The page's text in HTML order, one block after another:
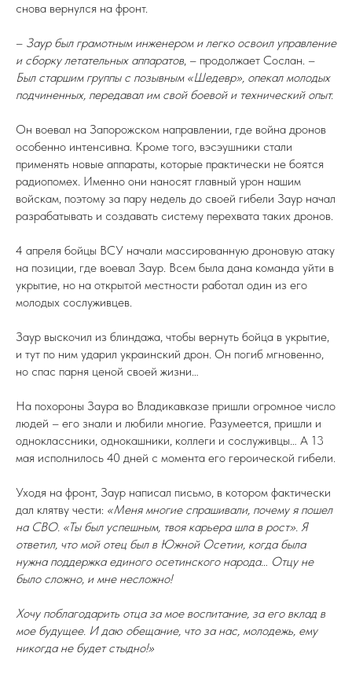
снова вернулся на фронт.
– Заур был грамотным инженером и легко освоил управление
и сборку летательных аппаратов, – продолжает Сослан. –
Был старшим группы с позывным «Шедевр», опекал молодых
подчиненных, передавал им свой боевой и технический опыт.
Он воевал на Запорожском направлении, где война дронов
особенно интенсивна. Кроме того, вэсэушники стали
применять новые аппараты, которые практически не боятся
радиопомех. Именно они наносят главный урон нашим
войскам, поэтому за пару недель до своей гибели Заур начал
разрабатывать и создавать систему перехвата таких дронов.
4 апреля бойцы ВСУ начали массированную дроновую атаку
на позиции, где воевал Заур. Всем была дана команда уйти в
укрытие, но на открытой местности работал один из его
молодых сослуживцев.
Заур выскочил из блиндажа, чтобы вернуть бойца в укрытие,
и тут по ним ударил украинский дрон. Он погиб мгновенно,
но спас парня ценой своей жизни…
На похороны Заура во Владикавказе пришли огромное число
людей – его знали и любили многие. Разумеется, пришли и
одноклассники, однокашники, коллеги и сослуживцы… А 13
мая исполнилось 40 дней с момента его героической гибели.
Уходя на фронт, Заур написал письмо, в котором фактически
дал клятву чести: «Меня многие спрашивали, почему я пошел
на СВО. «Ты был успешным, твоя карьера шла в рост». Я
ответил, что мой отец был в Южной Осетии, когда была
нужна поддержка единого осетинского народа… Отцу не
было сложно, и мне несложно!
Хочу поблагодарить отца за мое воспитание, за его вклад в
мое будущее. И даю обещание, что за нас, молодежь, ему
никогда не будет стыдно!»